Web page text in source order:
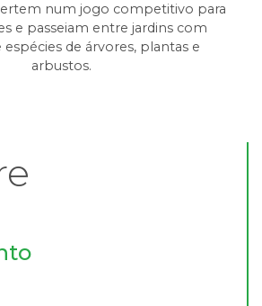
num jogo competitivo para
e passeiam entre jardins com
espécies de árvores, plantas e
arbustos.